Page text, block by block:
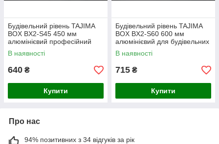
Будівельний рівень TAJIMA
BOX BX2-S45 450 мм
алюмінієвий професійний
для монтажних робіт
В наявності
640 ₴
Купити
Будівельний рівень TAJIMA
BOX BX2-S60 600 мм
алюмінієвий для будівельних
та оздоблювальних робіт
В наявності
715 ₴
Купити
Про нас
94% позитивних з 34 відгуків за рік